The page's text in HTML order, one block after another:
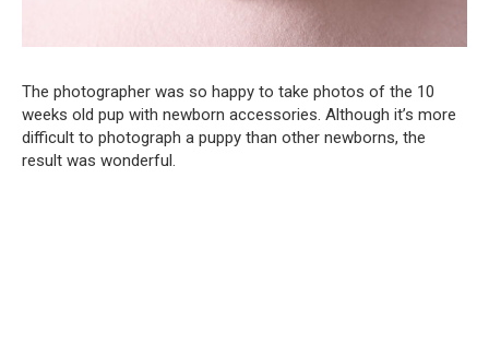
The photographer was so happy to take photos of the 10
weeks old pup with newborn accessories. Although it’s more
difficult to photograph a puppy than other newborns, the
result was wonderful.